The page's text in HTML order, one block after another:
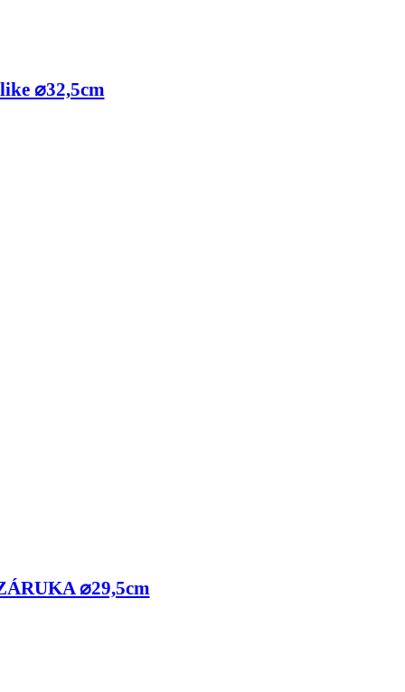
⌀32,5cm
⌀29,5cm